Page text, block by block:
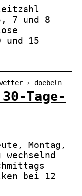
7 und 8
und 15
› doebeln
Tage-
Montag,
bei 12